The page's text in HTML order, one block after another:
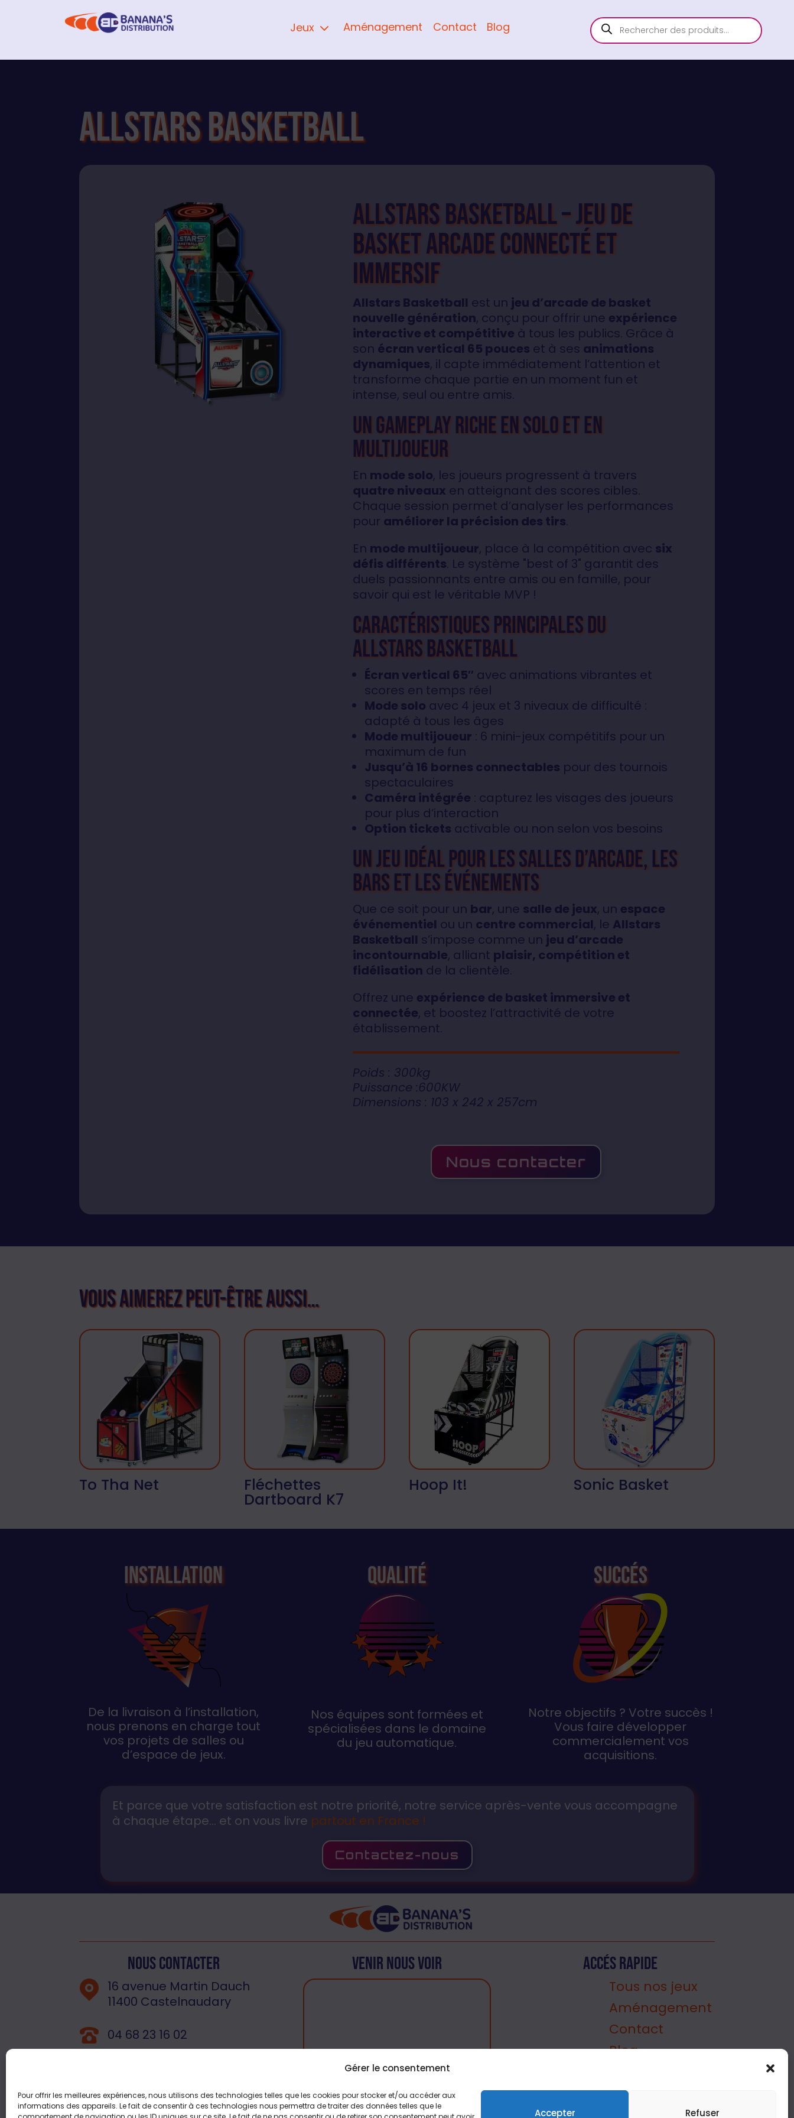
Gérer le consentement
Pour offrir les meilleures expériences, nous utilisons des technologies telles que les cookies pour stocker et/ou accéder aux
informations des appareils. Le fait de consentir à ces technologies nous permettra de traiter des données telles que le
Accepter Refuser
Jeux 3 Aménagement Contact Blog
Allstars Basketball
Allstars Basketball – Jeu de
basket arcade connecté et
immersif
Allstars Basketball est un jeu d’arcade de basket
nouvelle génération, conçu pour offrir une expérience
interactive et compétitive à tous les publics. Grâce à
son écran vertical 65 pouces et à ses animations
dynamiques, il capte immédiatement l’attention et
transforme chaque partie en un moment fun et
intense, seul ou entre amis.
Un gameplay riche en solo et en
multijoueur
En mode solo, les joueurs progressent à travers
quatre niveaux en atteignant des scores cibles.
Chaque session permet d’analyser les performances
pour améliorer la précision des tirs
En mode multijoueur, place à la compétition avec six
défis différents . Le système "best of 3" garantit des
duels passionnants entre amis ou en famille, pour
savoir qui est le véritable MVP !
Caractéristiques principales du
Allstars Basketball
Écran vertical 65″ avec animations vibrantes et
scores en temps réel
Mode solo avec 4 jeux et 3 niveaux de difficulté :
adapté à tous les âges
Mode multijoueur : 6 mini-jeux compétitifs pour un
maximum de fun
Jusqu’à 16 bornes connectables pour des tournois
spectaculaires
Caméra intégrée : capturez les visages des joueurs
pour plus d’interaction
Option tickets activable ou non selon vos besoins
Un jeu idéal pour les salles d’arcade, les
bars et les événements
Que ce soit pour un bar, une salle de jeux, un espace
événementiel ou un centre commercial, le Allstars
Basketball s’impose comme un jeu d’arcade
incontournable, alliant plaisir, compétition et
fidélisation de la clientèle.
Offrez une expérience de basket immersive et
connectée, et boostez l’attractivité de votre
établissement.
Poids : 300kg
Puissance :600KW
Dimensions : 103 x 242 x 257cm
Nous contacter
Vous aimerez peut-être aussi…
To Tha Net Fléchettes
Dartboard K7
Hoop It! Sonic Basket
Installation
De la livraison à l’installation,
nous prenons en charge tout
vos projets de salles ou
d’espace de jeux.
Qualité
Nos équipes sont formées et
spécialisées dans le domaine
du jeu automatique.
Succés
Notre objectifs ? Votre succès !
Vous faire développer
commercialement vos
acquisitions.
Et parce que votre satisfaction est notre priorité, notre service après-vente vous accompagne
à chaque étape… et on vous livre partout en France !
Contactez-nous
Nous contacter
16 avenue Martin Dauch
11400 Castelnaudary
04 68 23 16 02
Venir nous voir Accés rapide
Tous nos jeux
Aménagement
Contact
Blog
Plan du site
Politique de